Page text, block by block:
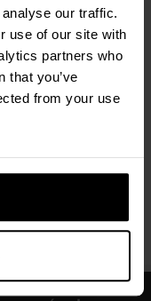
our traffic.
use of our site with
partners who
that you’ve
from your use
de limpar. Isso
de fábrica, sem
Essa
para a
e a higiene